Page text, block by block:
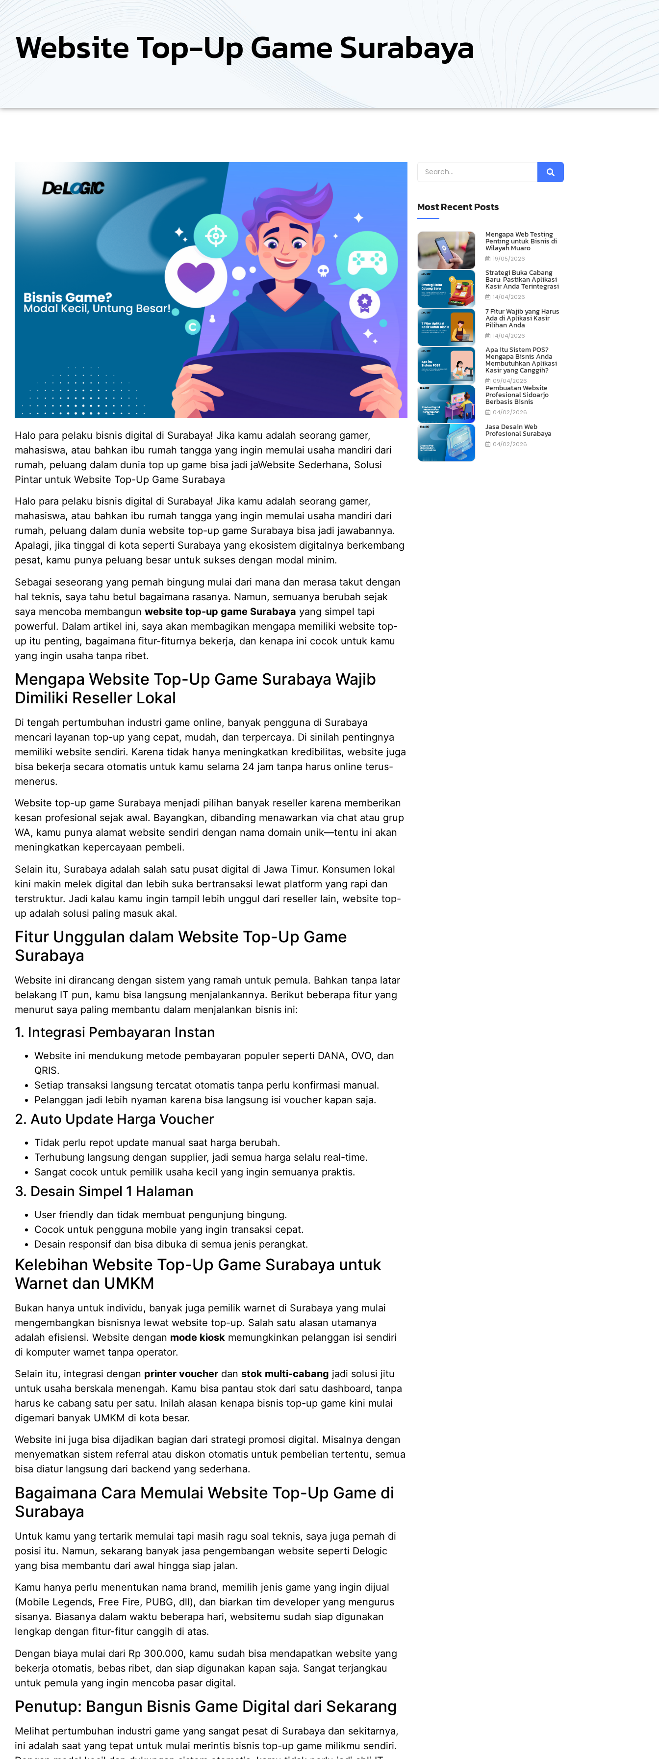
Website Top-Up Game Surabaya
Halo para pelaku bisnis digital di Surabaya! Jika kamu adalah seorang gamer,
mahasiswa, atau bahkan ibu rumah tangga yang ingin memulai usaha mandiri dari
rumah, peluang dalam dunia top up game bisa jadi jaWebsite Sederhana, Solusi
Pintar untuk Website Top-Up Game Surabaya
Halo para pelaku bisnis digital di Surabaya! Jika kamu adalah seorang gamer,
mahasiswa, atau bahkan ibu rumah tangga yang ingin memulai usaha mandiri dari
rumah, peluang dalam dunia website top-up game Surabaya bisa jadi jawabannya.
Apalagi, jika tinggal di kota seperti Surabaya yang ekosistem digitalnya berkembang
pesat, kamu punya peluang besar untuk sukses dengan modal minim.
Sebagai seseorang yang pernah bingung mulai dari mana dan merasa takut dengan
hal teknis, saya tahu betul bagaimana rasanya. Namun, semuanya berubah sejak
saya mencoba membangun website top-up game Surabaya yang simpel tapi
powerful. Dalam artikel ini, saya akan membagikan mengapa memiliki website top-
up itu penting, bagaimana fitur-fiturnya bekerja, dan kenapa ini cocok untuk kamu
yang ingin usaha tanpa ribet.
Mengapa Website Top-Up Game Surabaya Wajib
Dimiliki Reseller Lokal
Di tengah pertumbuhan industri game online, banyak pengguna di Surabaya
mencari layanan top-up yang cepat, mudah, dan terpercaya. Di sinilah pentingnya
memiliki website sendiri. Karena tidak hanya meningkatkan kredibilitas, website juga
bisa bekerja secara otomatis untuk kamu selama 24 jam tanpa harus online terus-
menerus.
Website top-up game Surabaya menjadi pilihan banyak reseller karena memberikan
kesan profesional sejak awal. Bayangkan, dibanding menawarkan via chat atau grup
WA, kamu punya alamat website sendiri dengan nama domain unik—tentu ini akan
meningkatkan kepercayaan pembeli.
Selain itu, Surabaya adalah salah satu pusat digital di Jawa Timur. Konsumen lokal
kini makin melek digital dan lebih suka bertransaksi lewat platform yang rapi dan
terstruktur. Jadi kalau kamu ingin tampil lebih unggul dari reseller lain, website top-
up adalah solusi paling masuk akal.
Fitur Unggulan dalam Website Top-Up Game
Surabaya
Website ini dirancang dengan sistem yang ramah untuk pemula. Bahkan tanpa latar
belakang IT pun, kamu bisa langsung menjalankannya. Berikut beberapa fitur yang
menurut saya paling membantu dalam menjalankan bisnis ini:
1. Integrasi Pembayaran Instan
Website ini mendukung metode pembayaran populer seperti DANA, OVO, dan
QRIS.
Setiap transaksi langsung tercatat otomatis tanpa perlu konfirmasi manual.
Pelanggan jadi lebih nyaman karena bisa langsung isi voucher kapan saja.
2. Auto Update Harga Voucher
Tidak perlu repot update manual saat harga berubah.
Terhubung langsung dengan supplier, jadi semua harga selalu real-time.
Sangat cocok untuk pemilik usaha kecil yang ingin semuanya praktis.
3. Desain Simpel 1 Halaman
User friendly dan tidak membuat pengunjung bingung.
Cocok untuk pengguna mobile yang ingin transaksi cepat.
Desain responsif dan bisa dibuka di semua jenis perangkat.
Kelebihan Website Top-Up Game Surabaya untuk
Warnet dan UMKM
Bukan hanya untuk individu, banyak juga pemilik warnet di Surabaya yang mulai
mengembangkan bisnisnya lewat website top-up. Salah satu alasan utamanya
adalah efisiensi. Website dengan mode kiosk memungkinkan pelanggan isi sendiri
di komputer warnet tanpa operator.
Selain itu, integrasi dengan printer voucher dan stok multi-cabang jadi solusi jitu
untuk usaha berskala menengah. Kamu bisa pantau stok dari satu dashboard, tanpa
harus ke cabang satu per satu. Inilah alasan kenapa bisnis top-up game kini mulai
digemari banyak UMKM di kota besar.
Website ini juga bisa dijadikan bagian dari strategi promosi digital. Misalnya dengan
menyematkan sistem referral atau diskon otomatis untuk pembelian tertentu, semua
bisa diatur langsung dari backend yang sederhana.
Bagaimana Cara Memulai Website Top-Up Game di
Surabaya
Untuk kamu yang tertarik memulai tapi masih ragu soal teknis, saya juga pernah di
posisi itu. Namun, sekarang banyak jasa pengembangan website seperti Delogic
yang bisa membantu dari awal hingga siap jalan.
Kamu hanya perlu menentukan nama brand, memilih jenis game yang ingin dijual
(Mobile Legends, Free Fire, PUBG, dll), dan biarkan tim developer yang mengurus
sisanya. Biasanya dalam waktu beberapa hari, websitemu sudah siap digunakan
lengkap dengan fitur-fitur canggih di atas.
Dengan biaya mulai dari Rp 300.000, kamu sudah bisa mendapatkan website yang
bekerja otomatis, bebas ribet, dan siap digunakan kapan saja. Sangat terjangkau
untuk pemula yang ingin mencoba pasar digital.
Penutup: Bangun Bisnis Game Digital dari Sekarang
Melihat pertumbuhan industri game yang sangat pesat di Surabaya dan sekitarnya,
ini adalah saat yang tepat untuk mulai merintis bisnis top-up game milikmu sendiri.
Most Recent Posts
Mengapa Web Testing
Penting untuk Bisnis di
Wilayah Muaro
19/05/2026
Strategi Buka Cabang
Baru: Pastikan Aplikasi
Kasir Anda Terintegrasi
14/04/2026
7 Fitur Wajib yang Harus
Ada di Aplikasi Kasir
Pilihan Anda
14/04/2026
Apa itu Sistem POS?
Mengapa Bisnis Anda
Membutuhkan Aplikasi
Kasir yang Canggih?
09/04/2026
Pembuatan Website
Profesional Sidoarjo
Berbasis Bisnis
04/02/2026
Jasa Desain Web
Profesional Surabaya
04/02/2026